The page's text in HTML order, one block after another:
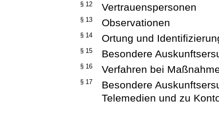
§ 12 Vertrauenspersonen
§ 13 Observationen
§ 14 Ortung und
§ 15 Besondere
§ 16 Verfahren bei
§ 17
Besondere
Telemedien und zu